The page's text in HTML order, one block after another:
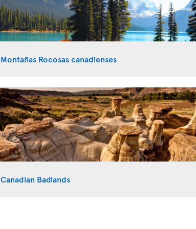
Montañas Rocosas canadienses
Canadian Badlands